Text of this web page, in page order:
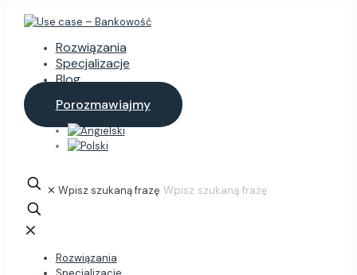
Rozwiązania
Specjalizacje
Blog
Porozmawiajmy
✕ Wpisz szukaną frazę
✕
Rozwiązania